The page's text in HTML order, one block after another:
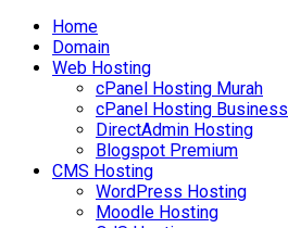
Home
Domain
Web Hosting
cPanel Hosting Murah
cPanel Hosting Business
DirectAdmin Hosting
Blogspot Premium
CMS Hosting
WordPress Hosting
Moodle Hosting